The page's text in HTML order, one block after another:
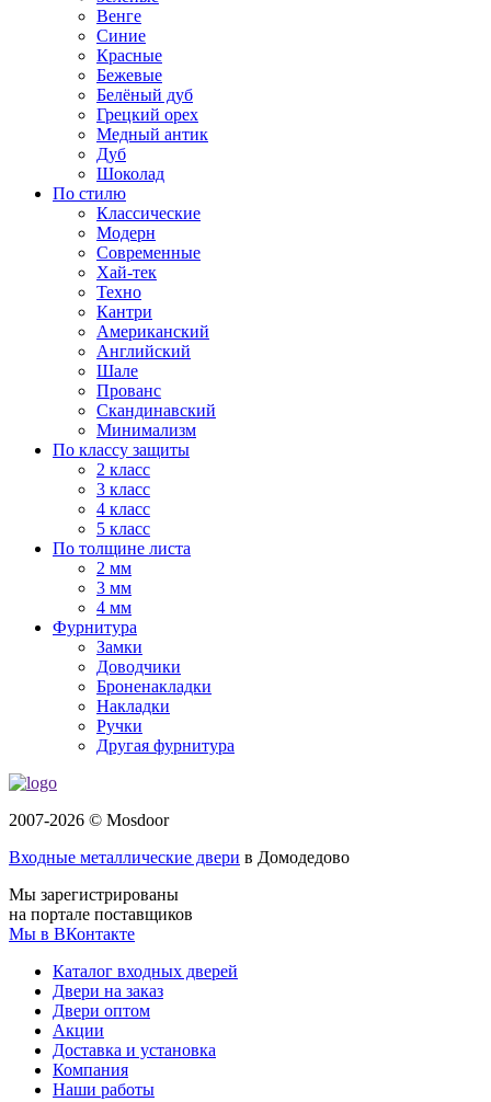
Венге
Синие
Красные
Бежевые
Белёный дуб
Грецкий орех
Медный антик
Дуб
Шоколад
По стилю
Классические
Модерн
Современные
Хай-тек
Техно
Кантри
Американский
Английский
Шале
Прованс
Скандинавский
Минимализм
По классу защиты
2 класс
3 класс
4 класс
5 класс
По толщине листа
2 мм
3 мм
4 мм
Фурнитура
Замки
Доводчики
Броненакладки
Накладки
Ручки
Другая фурнитура
2007-2026 © Mosdoor
Входные металлические двери в Домодедово
Мы зарегистрированы
на портале поставщиков
Мы в ВКонтакте
Каталог входных дверей
Двери на заказ
Двери оптом
Акции
Доставка и установка
Компания
Наши работы